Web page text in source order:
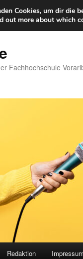
Fachhochschule
Redaktion Impressum
Cookies, um dir die
out more about which